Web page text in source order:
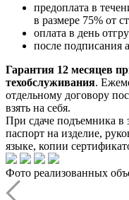
предоплата в
в размере 75% от
оплата в день
после подписания
Гарантия 12 месяцев
техобслуживания.
отдельному договору
взять на себя.
При сдаче подъемника в
паспорт на изделие,
языке, копии
Фото реализованных